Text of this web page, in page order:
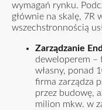
wymagań rynku.
głównie na skalę, 7R
wszechstronnością
Zarządzanie
deweloperem –
własny, ponad
firma zarządza
przez budowę,
milion mkw. w